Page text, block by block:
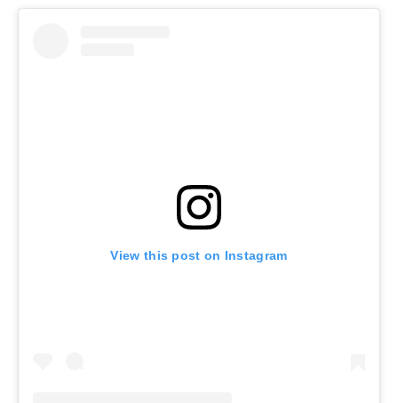
View this post on Instagram